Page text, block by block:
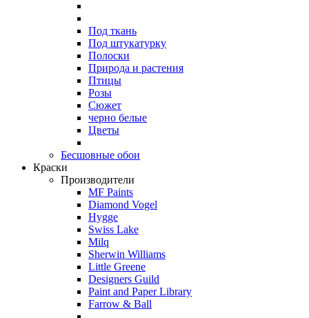
Под ткань
Под штукатурку
Полоски
Природа и растения
Птицы
Розы
Сюжет
черно белые
Цветы
Бесшовные обои
Краски
Производители
MF Paints
Diamond Vogel
Hygge
Swiss Lake
Milq
Sherwin Williams
Little Greene
Designers Guild
Paint and Paper Library
Farrow & Ball